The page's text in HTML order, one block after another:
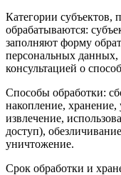
Категории субъектов,
обрабатываются:
заполняют форму
персональных данных,
консультацией о
Способы обработки:
накопление,
извлечение,
доступ),
уничтожение.
Срок обработки и